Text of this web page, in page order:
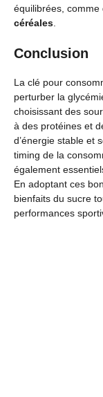
équilibrées,
céréales
Conclusion
La clé pour
perturber la
choisissant des
à des protéines et
d’énergie stable et
timing de la
également
En adoptant ces
bienfaits du sucre
performances